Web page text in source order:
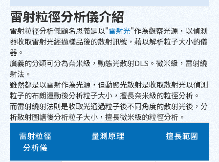
雷射粒徑分析儀介紹
雷射粒徑分析儀顧名思義是以"雷射光"作為觀察光源，以偵測
器收取雷射光經過樣品後的散射訊號，藉以解析粒子大小的儀
器。
廣義的分類可分為奈米級，動態光散射DLS。微米級，雷射繞
射法。
雖然都是以雷射作為光源，但動態光散射是收取散射光以偵測
粒子的布朗運動後分析粒子大小，擅長奈米級的粒徑分析。
而雷射繞射法則是收取光通過粒子後不同角度的散射光後，分
析散射圖譜後分析粒子大小，擅長微米級的粒徑分析。
雷射粒徑
分析儀
量測原理 擅長範圍